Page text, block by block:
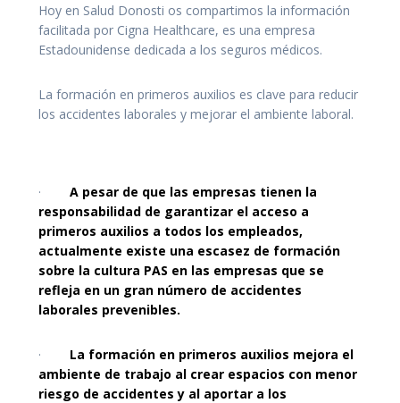
Hoy en Salud Donosti os compartimos la información
facilitada por Cigna Healthcare, es una empresa
Estadounidense dedicada a los seguros médicos.
La formación en primeros auxilios es clave para reducir
los accidentes laborales y mejorar el ambiente laboral.
· A pesar de que las empresas tienen la
responsabilidad de garantizar el acceso a
primeros auxilios a todos los empleados,
actualmente existe una escasez de formación
sobre la cultura PAS en las empresas que se
refleja en un gran número de accidentes
laborales prevenibles.
· La formación en primeros auxilios mejora el
ambiente de trabajo al crear espacios con menor
riesgo de accidentes y al aportar a los